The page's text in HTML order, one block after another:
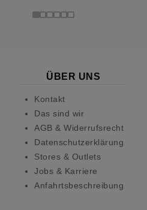
ÜBER UNS
Kontakt
Das sind wir
AGB & Widerrufsrecht
Datenschutzerklärung
Stores & Outlets
Jobs & Karriere
Anfahrtsbeschreibung